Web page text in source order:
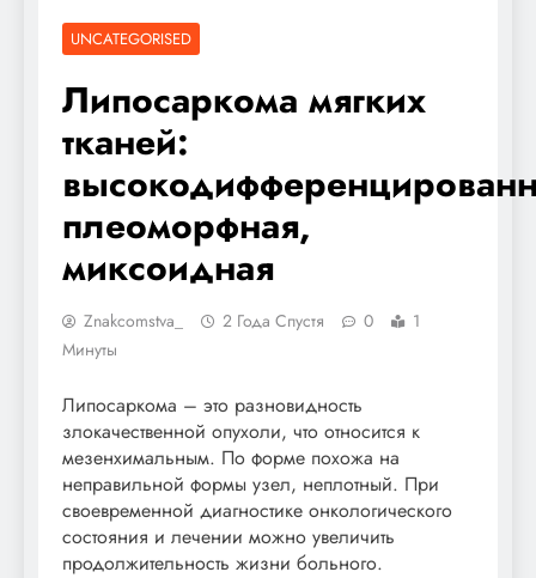
UNCATEGORISED
Липосаркома мягких
тканей:
плеоморфная,
миксоидная
Znakcomstva_ 2 Года Спустя 0
1
Минуты
Липосаркома – это разновидность
злокачественной опухоли, что относится к
мезенхимальным. По форме похожа на
неправильной формы узел, неплотный. При
своевременной диагностике онкологического
состояния и лечении можно увеличить
продолжительность жизни больного.